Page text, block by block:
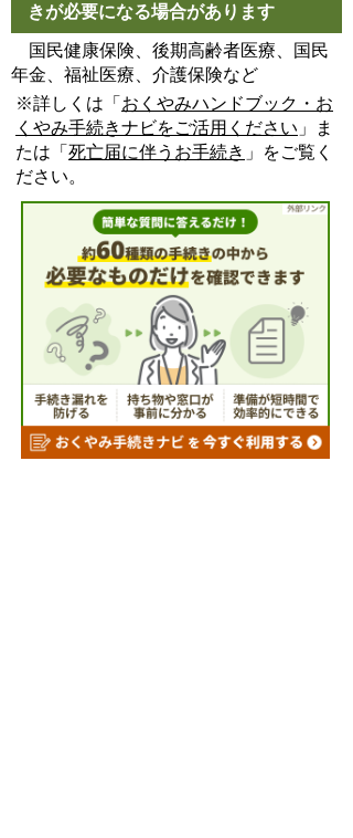
きが必要になる場合があります
国民健康保険、後期高齢者医療、国民
年金、福祉医療、介護保険など
※詳しくは「 おくやみハンドブック・お
くやみ手続きナビをご活用ください 」ま
たは「 死亡届に伴うお手続き 」をご覧く
ださい。